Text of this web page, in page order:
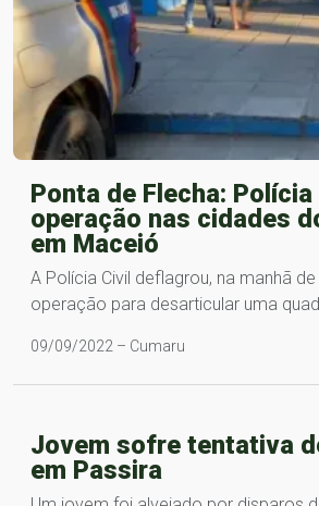
Ponta de Flecha:
operação nas cidades
em Maceió
A Polícia Civil deflagrou, na manhã
operação para desarticular uma
09/09/2022 – Cumaru
Jovem sofre tentativa
em Passira